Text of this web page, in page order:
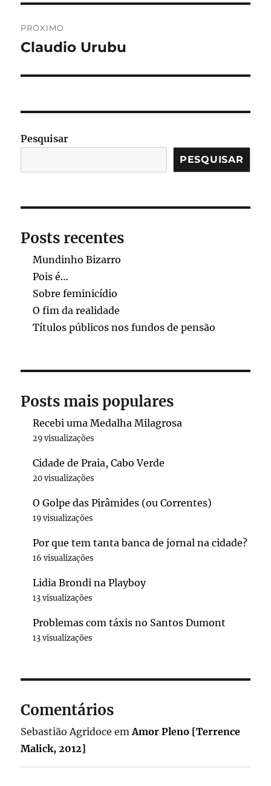
PRÓXIMO
Próximo
Claudio Urubu
Pesquisar
PESQUISAR
Posts recentes
Mundinho Bizarro
Pois é…
Sobre feminicídio
O fim da realidade
Títulos públicos nos fundos de pensão
Posts mais populares
Recebi uma Medalha Milagrosa
29 visualizações
Cidade de Praia, Cabo Verde
20 visualizações
O Golpe das Pirâmides (ou Correntes)
19 visualizações
Por que tem tanta banca de jornal na cidade?
16 visualizações
Lidia Brondi na Playboy
13 visualizações
Problemas com táxis no Santos Dumont
13 visualizações
Comentários
Sebastião Agridoce emAmor Pleno [Terrence
Malick, 2012]